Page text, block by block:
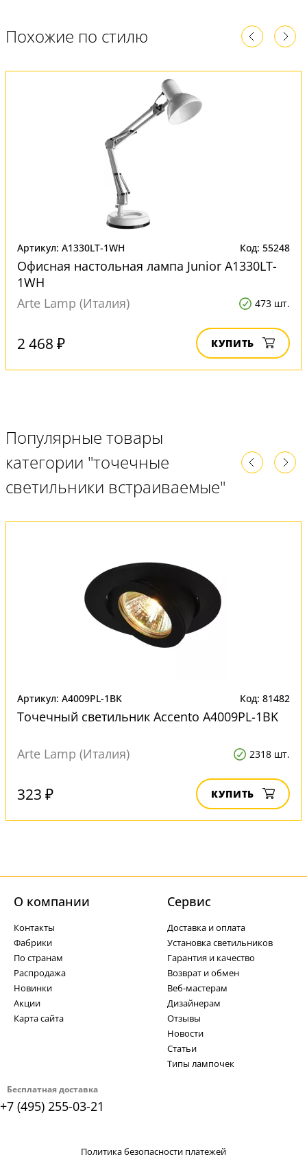
Похожие по стилю
Артикул: A1330LT-1WH Код: 55248
Офисная настольная лампа Junior A1330LT-
1WH
Arte Lamp (Италия)
473 шт.
2 468 ₽ КУПИТЬ
Популярные товары
категории "точечные
светильники встраиваемые"
Артикул: A4009PL-1BK Код: 81482
Точечный светильник Accento A4009PL-1BK
Arte Lamp (Италия) 2318 шт.
323 ₽ КУПИТЬ
Бесплатная доставка
+7 (495) 255-03-21
О компании
Контакты
Фабрики
По странам
Распродажа
Новинки
Акции
Карта сайта
Cервис
Доставка и оплата
Установка светильников
Гарантия и качество
Возврат и обмен
Веб-мастерам
Дизайнерам
Отзывы
Новости
Статьи
Типы лампочек
Политика безопасности платежей